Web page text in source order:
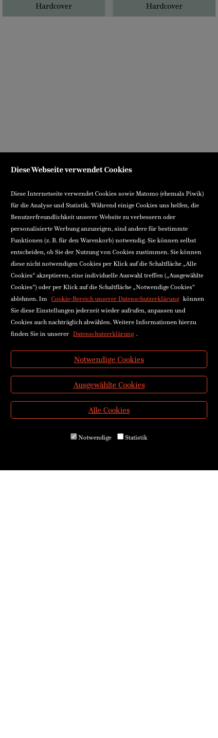
Hardcover Hardcover
Diese Webseite verwendet Cookies
Diese Internetseite verwendet Cookies sowie Matomo (ehemals Piwik)
für die Analyse und Statistik. Während einige Cookies uns helfen, die
Benutzerfreundlichkeit unserer Website zu verbessern oder
personalisierte Werbung anzuzeigen, sind andere für bestimmte
Funktionen (z. B. für den Warenkorb) notwendig. Sie können selbst
entscheiden, ob Sie der Nutzung von Cookies zustimmen. Sie können
diese nicht notwendigen Cookies per Klick auf die Schaltfläche „Alle
Cookies“ akzeptieren, eine individuelle Auswahl treffen („Ausgewählte
Cookies“) oder per Klick auf die Schaltfläche „Notwendige Cookies“
ablehnen. Im Cookie-Bereich unserer Datenschutzerklärung können
Sie diese Einstellungen jederzeit wieder aufrufen, anpassen und
Cookies auch nachträglich abwählen. Weitere Informationen hierzu
finden Sie in unserer Datenschutzerklärung .
Notwendige Cookies
Ausgewählte Cookies
Alle Cookies
Notwendige Statistik